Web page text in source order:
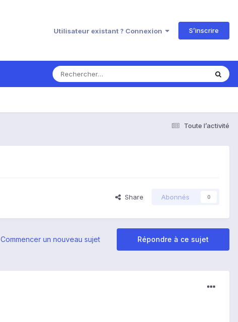
Utilisateur existant ? Connexion S’inscrire
Toute l’activité
Share Abonnés 0
Répondre à ce sujet
Commencer un nouveau sujet